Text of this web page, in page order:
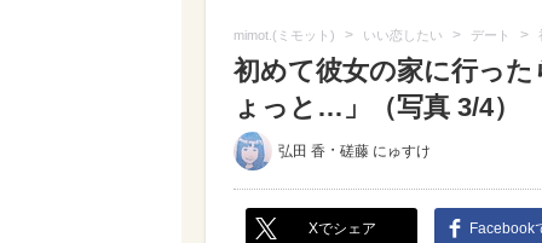
mimot.(ミモット) > いい恋したい > デート >
初めて彼女の家に行っ
ょっと…」（写真 3/4）
弘田 香 ・ 磋藤 にゅすけ
Xでシェア Facebook